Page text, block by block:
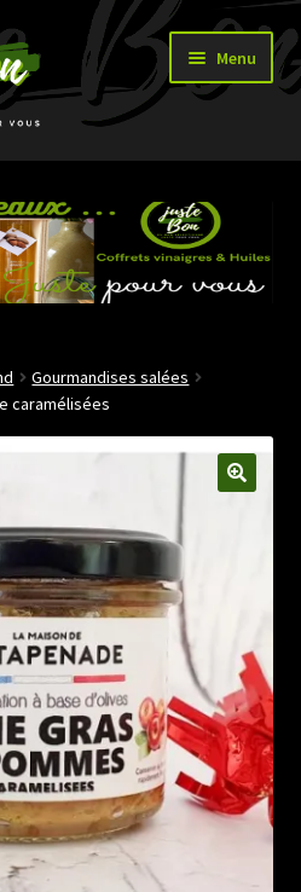
Menu
le
menu
Gourmandises salées
caramélisées